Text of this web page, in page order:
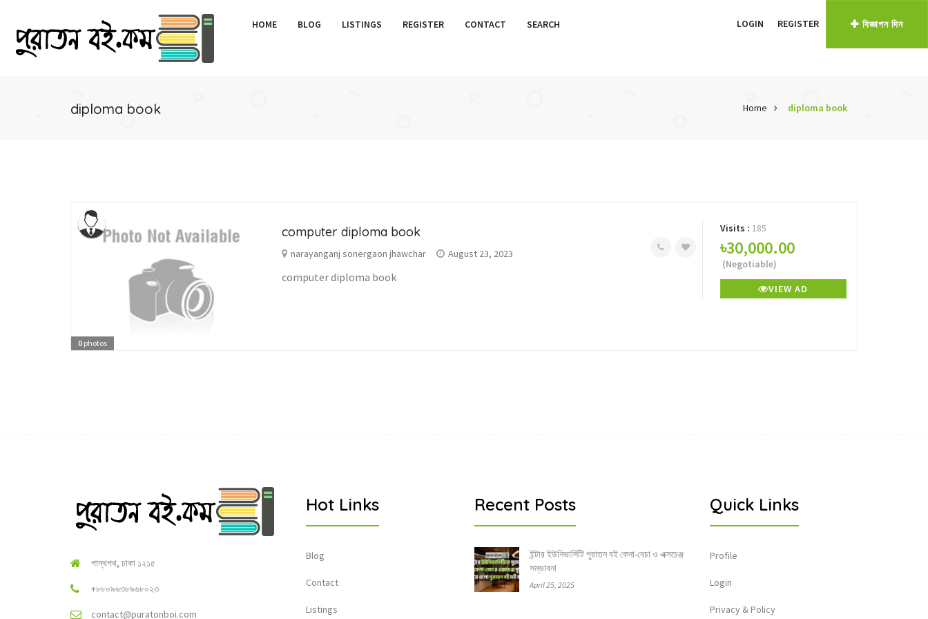
HOME BLOG LISTINGS REGISTER CONTACT SEARCH LOGIN REGISTER বিজ্ঞাপন দিন
diploma book Home diploma book
0 photos
computer diploma book
narayanganj sonergaon jhawchar August 23, 2023
computer diploma book
Visits : 185
৳30,000.00
(Negotiable)
VIEW AD
পান্থপথ, ঢাকা ১২১৫
+৮৮০৯৬৩৮৯৬৮০২৩
contact@puratonboi.com
Hot Links
Blog
Contact
Listings
Recent Posts
ইন্টার ইউনিভার্সিটি পুরাতন বই কেনা-বেচা ও এক্সচেঞ্জ
সম্ভাবনা
April 25, 2025
Quick Links
Profile
Login
Privacy & Policy